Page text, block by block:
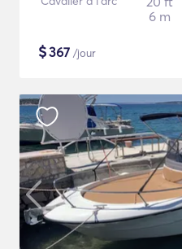
6 m
$367 /jour